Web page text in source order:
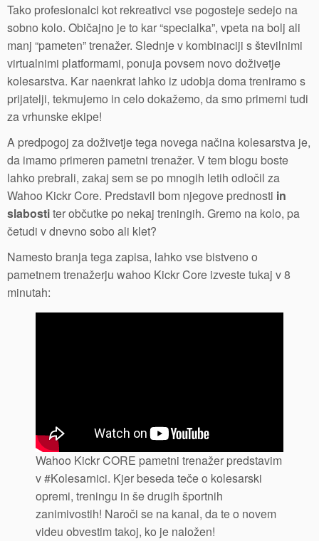
Tako profesionalci kot rekreativci vse pogosteje sedejo na
sobno kolo. Običajno je to kar “specialka”, vpeta na bolj ali
manj “pameten” trenažer. Slednje v kombinaciji s številnimi
virtualnimi platformami, ponuja povsem novo doživetje
kolesarstva. Kar naenkrat lahko iz udobja doma treniramo s
prijatelji, tekmujemo in celo dokažemo, da smo primerni tudi
za vrhunske ekipe!
A predpogoj za doživetje tega novega načina kolesarstva je,
da imamo primeren pametni trenažer. V tem blogu boste
lahko prebrali, zakaj sem se po mnogih letih odločil za
Wahoo Kickr Core. Predstavil bom njegove prednosti in
slabostiter občutke po nekaj treningih. Gremo na kolo, pa
četudi v dnevno sobo ali klet?
Namesto branja tega zapisa, lahko vse bistveno o
pametnem trenažerju wahoo Kickr Core izveste tukaj v 8
minutah:
Wahoo Kickr CORE pametni trenažer predstavim
v #Kolesarnici. Kjer beseda teče o kolesarski
opremi, treningu in še drugih športnih
zanimivostih! Naroči se na kanal, da te o novem
videu obvestim takoj, ko je naložen!